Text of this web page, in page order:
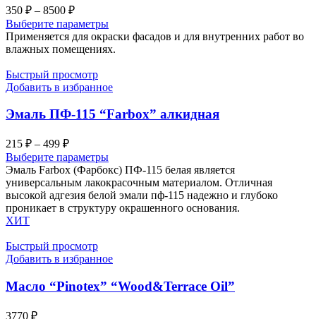
350 ₽ – 8500 ₽Диапазон
цен:
350 ₽
–
Выберите параметры
Применяется для окраски фасадов и для внутренних работ во
влажных помещениях.
Быстрый просмотр
Добавить в избранное
Эмаль ПФ-115 “Farbox” алкидная
215 ₽ – 499 ₽Диапазон
цен:
215 ₽
–
499 ₽
Выберите параметры
Эмаль Farbox (Фарбокс) ПФ-115 белая является
универсальным лакокрасочным материалом. Отличная
высокой адгезия белой эмали пф-115 надежно и глубоко
проникает в структуру окрашенного основания.
ХИТ
Быстрый просмотр
Добавить в избранное
Масло “Pinotex” “Wood&Terrace Oil”
3770 ₽